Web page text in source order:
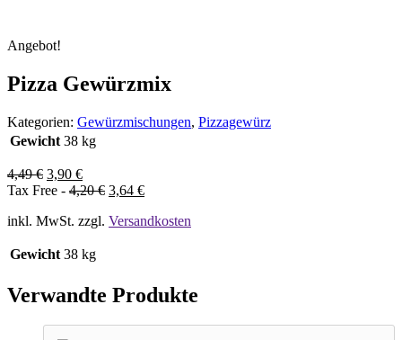
Angebot!
Pizza Gewürzmix
Kategorien: Gewürzmischungen, Pizzagewürz
Gewicht 38 kg
4,49€ 3,90 €
Tax Free - 4,20€ 3,64 €
inkl. MwSt. zzgl. Versandkosten
Gewicht 38 kg
Verwandte Produkte